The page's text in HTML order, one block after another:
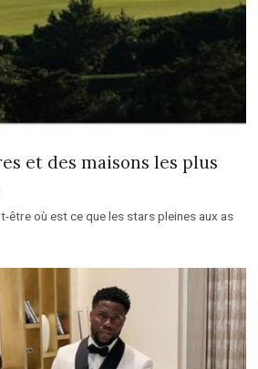
et des maisons les plus
être où est ce que les stars pleines aux as